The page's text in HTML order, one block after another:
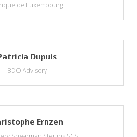
de Luxembourg
Dupuis
BDO Advisory
Ernzen